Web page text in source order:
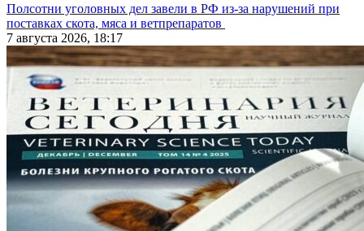
Полсотни уголовных дел завели в РФ из-за нарушений при
поставках скота, мяса и ветпрепаратов
7 августа 2026, 18:17